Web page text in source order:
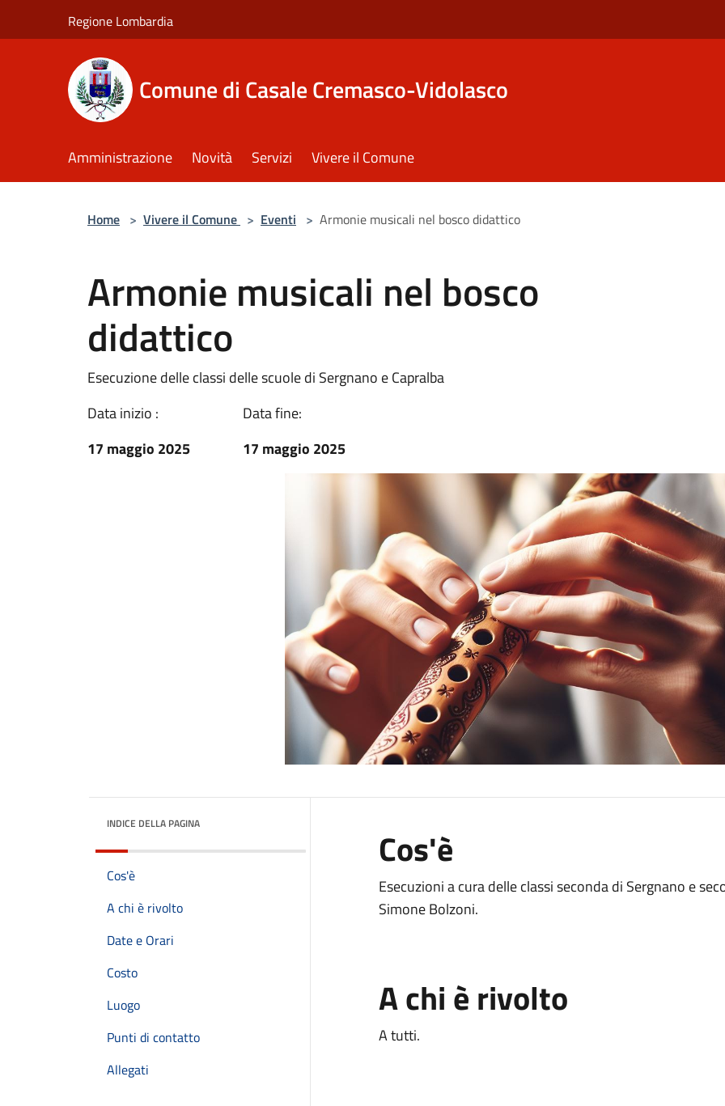
Regione Lombardia
Comune di Casale Cremasco-Vidolasco
Amministrazione Novità Servizi Vivere il Comune
Home > Vivere il Comune > Eventi > Armonie musicali nel bosco didattico
Armonie musicali nel bosco
didattico
Esecuzione delle classi delle scuole di Sergnano e Capralba
Data inizio :
17 maggio 2025
Data fine:
17 maggio 2025
INDICE DELLA PAGINA
Cos'è
A chi è rivolto
Date e Orari
Costo
Luogo
Punti di contatto
Allegati
Cos'è
Esecuzioni a cura delle classi seconda di Sergnano e
Simone Bolzoni.
A chi è rivolto
A tutti.